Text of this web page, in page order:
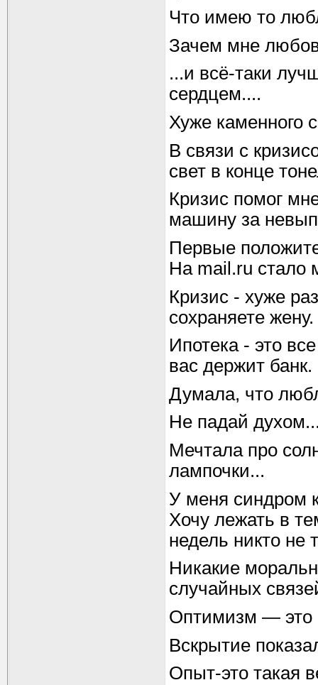
Что имею то
Зачем мне
...и всё-таки
сердцем....
Хуже каменного
В связи с
свет в конце
Кризис помог
машину за
Первые
На mail.ru стало
Кризис - хуже
сохраняете жену.
Ипотека - это
вас держит банк.
Думала, что
Не падай
Мечтала про
лампочки...
У меня синдром
Хочу лежать в
недель никто не
Никакие
случайных
Оптимизм — это
Вскрытие
Опыт-это такая